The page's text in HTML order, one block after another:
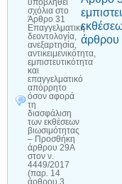
υποβληθεί
σχόλια στο
Άρθρο 31
Επαγγελματική
δεοντολογία,
ανεξαρτησία,
αντικειμενικότητα,
εμπιστευτικότητα
και
επαγγελματικό
απόρρητο
όσον αφορά
τη
διασφάλιση
των εκθέσεων
βιωσιμότητας
– Προσθήκη
άρθρου 29Α
στον ν.
4449/2017
(παρ. 14
άρθρου 3
άρθρου